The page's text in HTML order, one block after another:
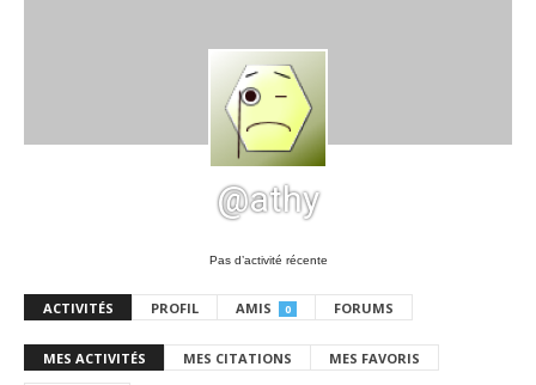
@athy
Pas d’activité récente
ACTIVITÉS PROFIL AMIS 0 FORUMS
MES ACTIVITÉS MES CITATIONS MES FAVORIS